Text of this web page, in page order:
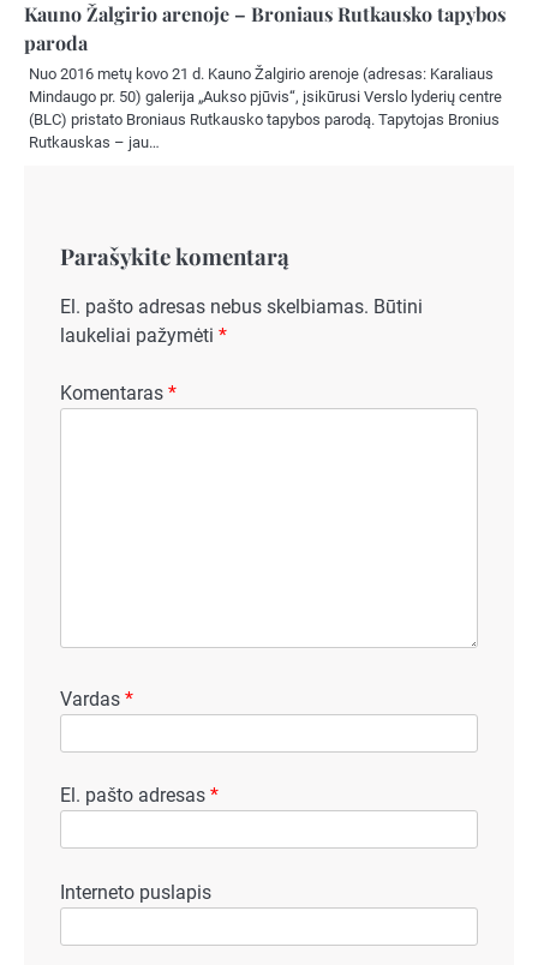
Kauno Žalgirio arenoje – Broniaus Rutkausko tapybos
paroda
Nuo 2016 metų kovo 21 d. Kauno Žalgirio arenoje (adresas: Karaliaus
Mindaugo pr. 50) galerija „Aukso pjūvis“, įsikūrusi Verslo lyderių centre
(BLC) pristato Broniaus Rutkausko tapybos parodą. Tapytojas Bronius
Rutkauskas – jau…
Parašykite komentarą
El. pašto adresas nebus skelbiamas. Būtini
laukeliai pažymėti *
Komentaras *
Vardas *
El. pašto adresas *
Interneto puslapis